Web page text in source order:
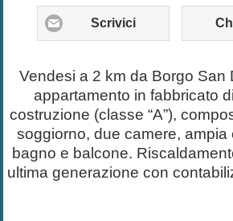
Scrivici
Vendesi a 2 km da Borgo San
appartamento in fabbricato
costruzione (classe “A”),
soggiorno, due camere, ampia
bagno e balcone.
ultima generazione con